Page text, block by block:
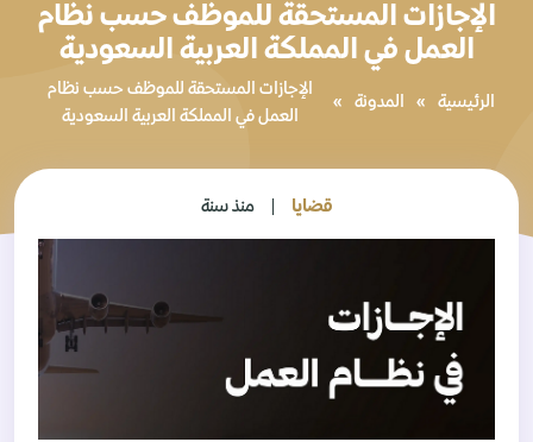
الإجازات المستحقة للموظف حسب نظام
العمل في المملكة العربية السعودية
الرئيسية » المدونة »
الإجازات المستحقة للموظف حسب نظام
العمل في المملكة العربية السعودية
قضايا منذ سنة